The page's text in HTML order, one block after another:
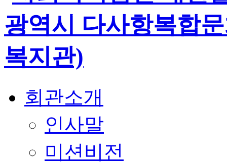
회관소개
인사말
미션비전